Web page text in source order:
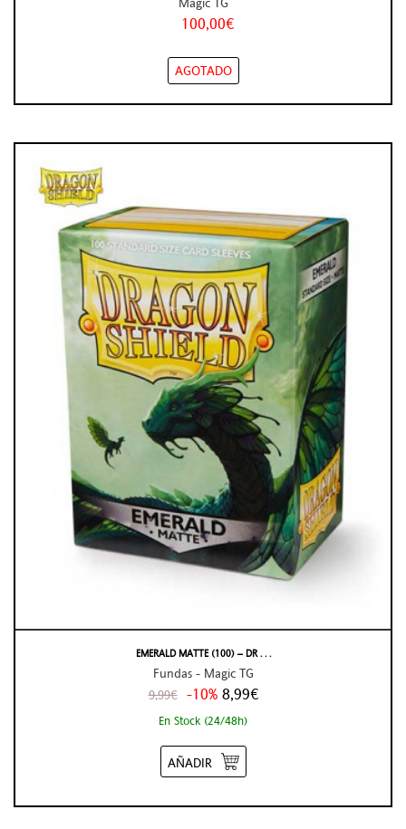
100,00€
AGOTADO
EMERALD MATTE (100) – DR . . .
Fundas - Magic TG
9,99€ -10% 8,99€
En Stock (24/48h)
AÑADIR